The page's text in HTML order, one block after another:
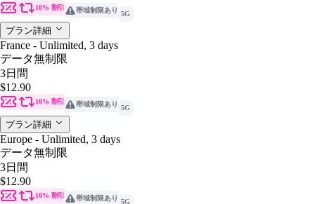
10% 割引 帯域制限あり 5G
プラン詳細
France - Unlimited, 3 days
データ無制限
3日間
$12.90
10% 割引 帯域制限あり 5G
プラン詳細
Europe - Unlimited, 3 days
データ無制限
3日間
$12.90
10% 割引 帯域制限あり 5G